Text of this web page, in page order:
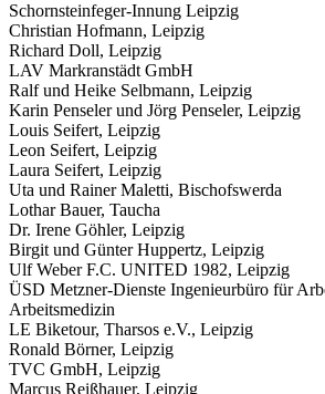
Schornsteinfeger-Innung Leipzig
Christian Hofmann, Leipzig
Richard Doll, Leipzig
LAV Markranstädt GmbH
Ralf und Heike Selbmann, Leipzig
Karin Penseler und Jörg Penseler, Leipzig
Louis Seifert, Leipzig
Leon Seifert, Leipzig
Laura Seifert, Leipzig
Uta und Rainer Maletti, Bischofswerda
Lothar Bauer, Taucha
Dr. Irene Göhler, Leipzig
Birgit und Günter Huppertz, Leipzig
Ulf Weber F.C. UNITED 1982, Leipzig
ÜSD Metzner-Dienste Ingenieurbüro für
Arbeitsmedizin
LE Biketour, Tharsos e.V., Leipzig
Ronald Börner, Leipzig
TVC GmbH, Leipzig
Marcus Reißhauer, Leipzig